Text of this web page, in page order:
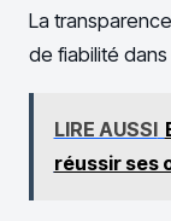
La
de fiabilité
LIRE AUSSI
réussir ses